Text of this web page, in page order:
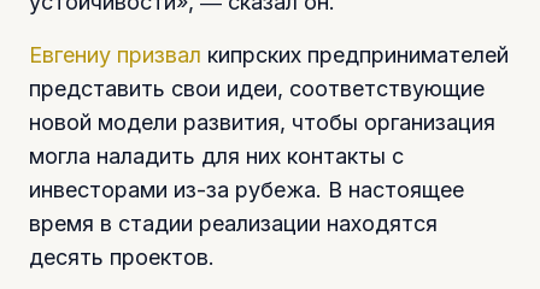
Евгениу призвал кипрских предпринимателей
представить свои идеи, соответствующие
новой модели развития, чтобы организация
могла наладить для них контакты с
инвесторами из-за рубежа. В настоящее
время в стадии реализации находятся
десять проектов.